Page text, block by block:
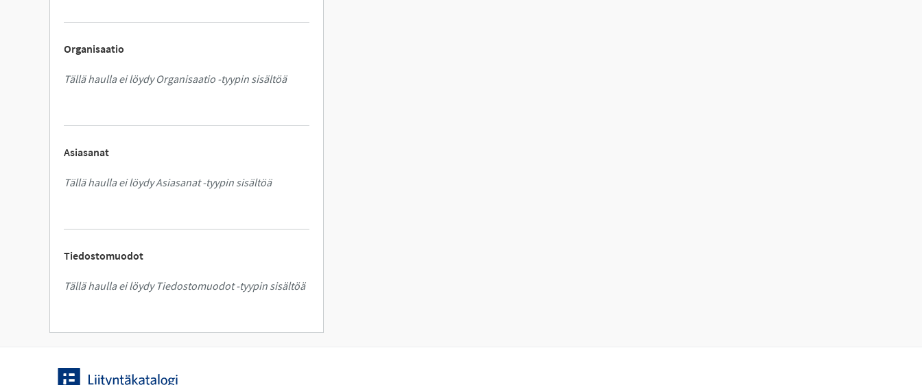
Organisaatio
Tällä haulla ei löydy Organisaatio -tyypin sisältöä
Asiasanat
Tällä haulla ei löydy Asiasanat -tyypin sisältöä
Tiedostomuodot
Tällä haulla ei löydy Tiedostomuodot -tyypin sisältöä